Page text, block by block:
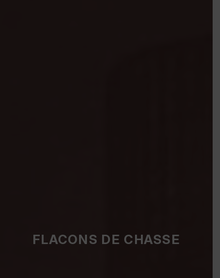
FLACONS DE CHASSE